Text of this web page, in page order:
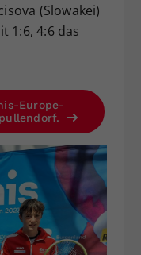
(Slowakei)
1:6, 4:6 das
Europe-